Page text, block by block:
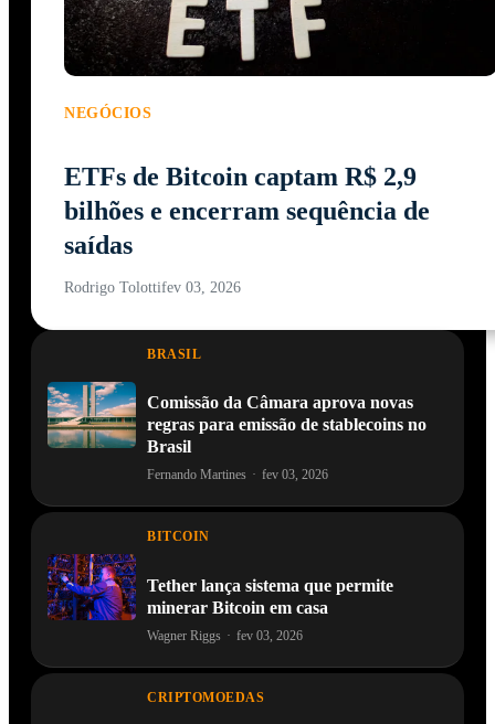
NEGÓCIOS
ETFs de Bitcoin captam R$ 2,9
bilhões e encerram sequência de
saídas
Rodrigo Tolottifev 03, 2026
BRASIL
Comissão da Câmara aprova novas
regras para emissão de stablecoins no
Brasil
Fernando Martines · fev 03, 2026
BITCOIN
Tether lança sistema que permite
minerar Bitcoin em casa
Wagner Riggs · fev 03, 2026
CRIPTOMOEDAS